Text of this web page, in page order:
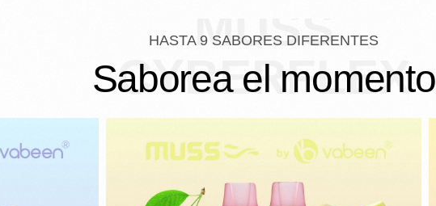
MUSS
CYBERFLEX
HASTA 9 SABORES DIFERENTES
Saborea el momento